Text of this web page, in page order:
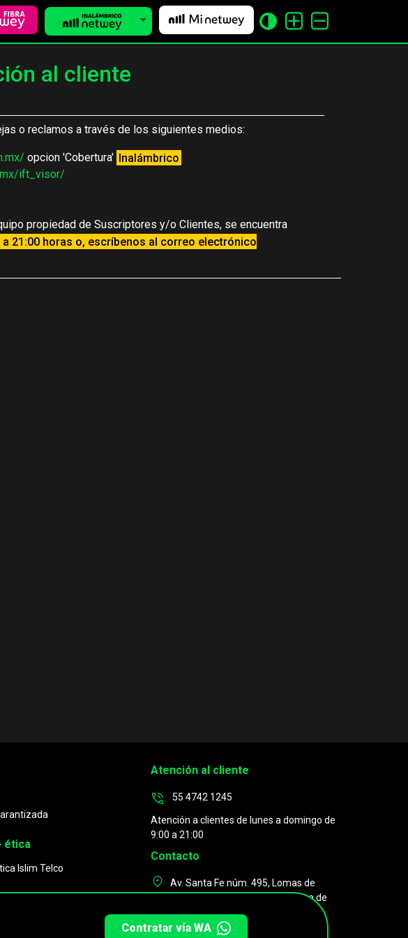
al cliente
o reclamos a través de los siguientes medios:
opcion 'Cobertura' Inalámbrico
ift_visor/
propiedad de Suscriptores y/o Clientes, se encuentra
21:00 horas o, escríbenos al correo electrónico
Contratar vía WA
ética
Islim Telco
y sociales
Atención al cliente
55 4742 1245
Atención a clientes de lunes a domingo de
9:00 a 21:00
Contacto
Av. Santa Fe núm. 495, Lomas de
Santa Fe, Contadero, Cuajimalpa de
Morelos, CP. 05348, CDMX.